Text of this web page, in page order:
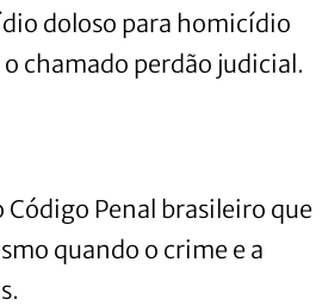
doloso para homicídio
chamado perdão judicial.
Penal brasileiro que
quando o crime e a